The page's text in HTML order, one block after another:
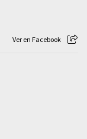
Ver en Facebook